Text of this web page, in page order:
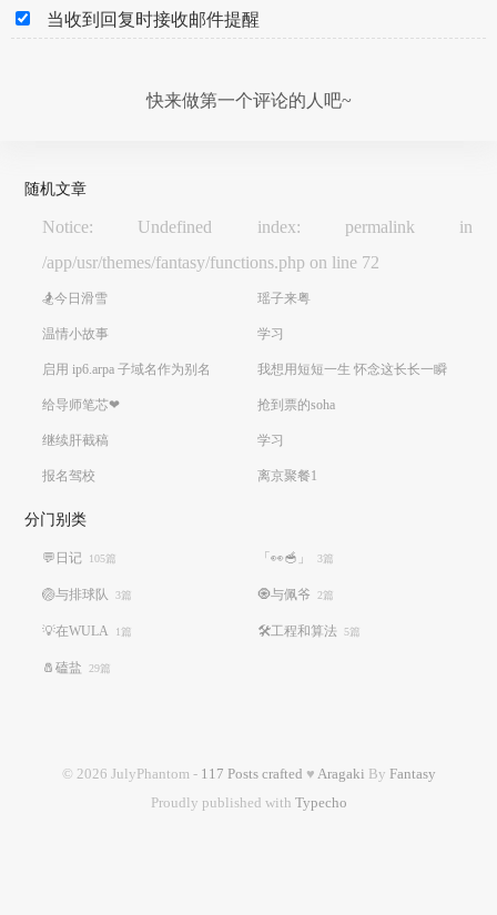
当收到回复时接收邮件提醒
快来做第一个评论的人吧~
随机文章
Notice: Undefined index: permalink in
/app/usr/themes/fantasy/functions.php on line 72
🏂今日滑雪 瑶子来粤
温情小故事 学习
启用 ip6.arpa 子域名作为别名 我想用短短一生 怀念这长长一瞬
给导师笔芯❤ 抢到票的soha
继续肝截稿 学习
报名驾校 离京聚餐1
分门别类
💬日记 105篇 「👀🥣」 3篇
🏐️与排球队 3篇 🧿与佩爷 2篇
💡在WULA 1篇 🛠️工程和算法 5篇
🧂磕盐 29篇
© 2026 JulyPhantom - 117 Posts crafted ♥ Aragaki By Fantasy
Proudly published with Typecho